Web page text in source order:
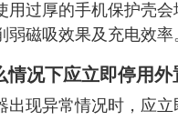
用过厚的手机保护壳会
弱磁吸效果及充电效率
情况下应立即停用外
出现异常情况时，应